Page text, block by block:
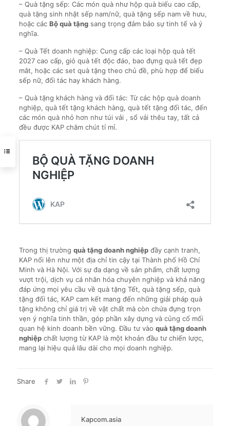
– Quà tặng sếp: Các món quà như hộp quà biếu cao cấp,
quà tặng sinh nhật sếp nam/nữ, quà tặng sếp nam về hưu,
hoặc các Bộ quà tặngsang trọng đảm bảo sự tinh tế và ý
nghĩa.
– Quà Tết doanh nghiệp: Cung cấp các loại hộp quà tết
2027 cao cấp, giỏ quà tết độc đáo, bao đựng quà tết đẹp
mắt, hoặc các set quà tặng theo chủ đề, phù hợp để biếu
sếp nữ, đối tác hay khách hàng.
– Quà tặng khách hàng và đối tác: Từ các hộp quà doanh
nghiệp, quà tết tặng khách hàng, quà tết tặng đối tác, đến
các món quà nhỏ hơn như túi vải , sổ vải thêu tay, tất cả
đều được KAP chăm chút tỉ mỉ.
Trong thị trường quà tặng doanh nghiệpđầy cạnh tranh,
KAP nổi lên như một địa chỉ tin cậy tại Thành phố Hồ Chí
Minh và Hà Nội. Với sự đa dạng về sản phẩm, chất lượng
vượt trội, dịch vụ cá nhân hóa chuyên nghiệp và khả năng
đáp ứng mọi yêu cầu về quà tặng Tết, quà tặng sếp, quà
tặng đối tác, KAP cam kết mang đến những giải pháp quà
tặng không chỉ giá trị về vật chất mà còn chứa đựng trọn
vẹn ý nghĩa tinh thần, góp phần xây dựng và củng cố mối
quan hệ kinh doanh bền vững. Đầu tư vào quà tặng doanh
nghiệpchất lượng từ KAP là một khoản đầu tư chiến lược,
mang lại hiệu quả lâu dài cho mọi doanh nghiệp.
Share
Kapcom.asia